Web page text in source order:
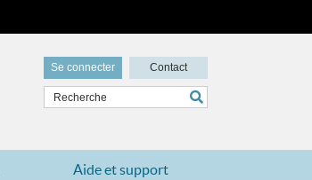
Se connecter Contact
Aide et support